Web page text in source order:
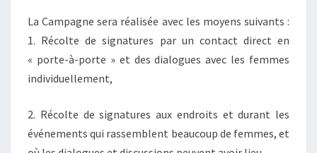
La Campagne sera réalisée avec les moyens suivants :
1. Récolte de signatures par un contact direct en
« porte-à-porte » et des dialogues avec les femmes
individuellement,
2. Récolte de signatures aux endroits et durant les
événements qui rassemblent beaucoup de femmes, et